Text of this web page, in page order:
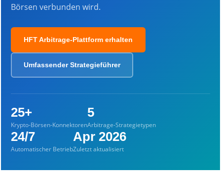
Börsen verbunden wird.
HFT Arbitrage-Plattform erhalten
Umfassender Strategieführer
25+
Krypto-Börsen-Konnektoren
5
Arbitrage-Strategietypen
24/7
Automatischer Betrieb
Apr 2026
Zuletzt aktualisiert